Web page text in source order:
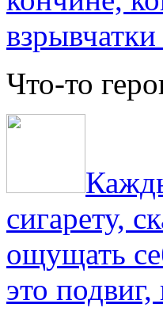
Что-то
сигарету,
ощущать
это